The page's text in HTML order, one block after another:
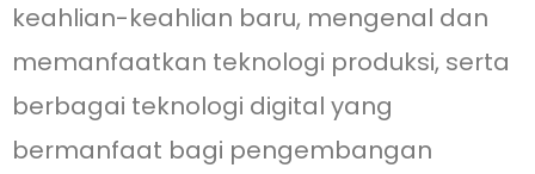
keahlian-keahlian baru, mengenal dan
memanfaatkan teknologi produksi, serta
berbagai teknologi digital yang
bermanfaat bagi pengembangan